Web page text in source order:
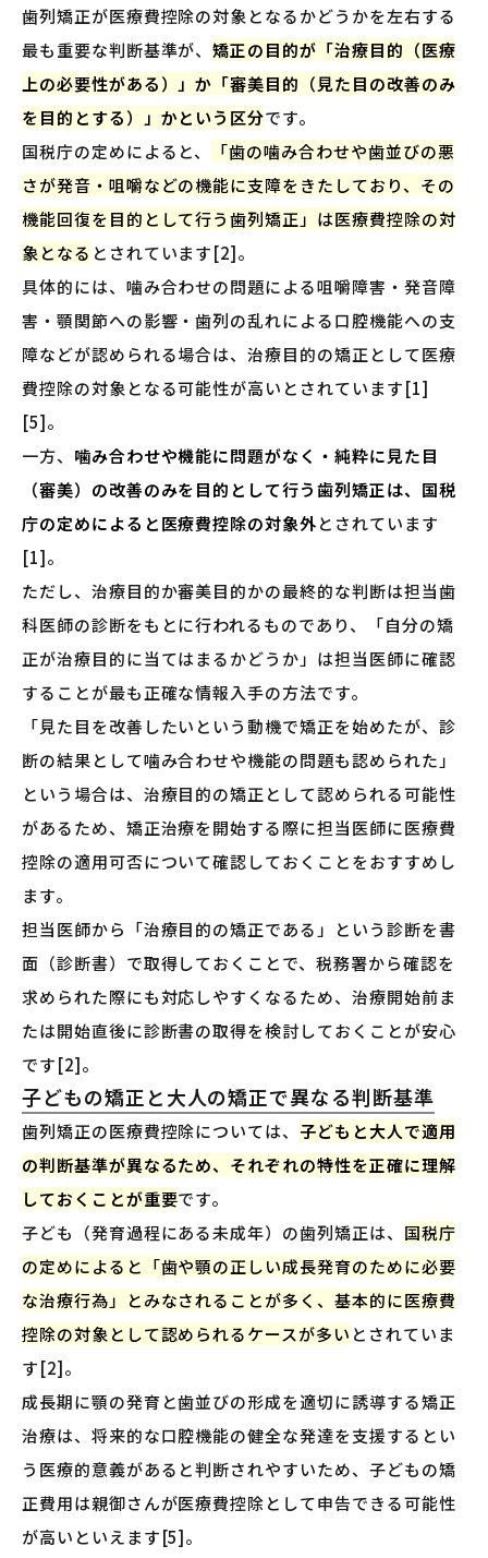
歯列矯正が医療費控除の対象となるかどうかを左右する
最も重要な判断基準が、矯正の目的が「治療目的（医療
上の必要性がある）」か「審美目的（見た目の改善のみ
を目的とする）」かという区分です。
国税庁の定めによると、
「歯の噛み合わせや歯並びの悪
さが発音・咀嚼などの機能に支障をきたしており、その
機能回復を目的として行う歯列矯正」は医療費控除の対
象となる とされています[2]。
具体的には、噛み合わせの問題による咀嚼障害・発音障
害・顎関節への影響・歯列の乱れによる口腔機能への支
障などが認められる場合は、治療目的の矯正として医療
費控除の対象となる可能性が高いとされています[1]
[5]。
一方、 噛み合わせや機能に問題がなく・純粋に見た目
（審美）の改善のみを目的として行う歯列矯正は、国税
庁の定めによると医療費控除の対象外とされています
[1]。
ただし、治療目的か審美目的かの最終的な判断は担当歯
科医師の診断をもとに行われるものであり、「自分の矯
正が治療目的に当てはまるかどうか」は担当医師に確認
することが最も正確な情報入手の方法です。
「見た目を改善したいという動機で矯正を始めたが、診
断の結果として噛み合わせや機能の問題も認められた」
という場合は、治療目的の矯正として認められる可能性
があるため、矯正治療を開始する際に担当医師に医療費
控除の適用可否について確認しておくことをおすすめし
ます。
担当医師から「治療目的の矯正である」という診断を書
面（診断書）で取得しておくことで、税務署から確認を
求められた際にも対応しやすくなるため、治療開始前ま
たは開始直後に診断書の取得を検討しておくことが安心
です[2]。
子どもの矯正と大人の矯正で異なる判断基準
歯列矯正の医療費控除については、 子どもと大人で適用
の判断基準が異なるため、それぞれの特性を正確に理解
しておくことが重要です。
子ども（発育過程にある未成年）の歯列矯正は、 国税庁
の定めによると「歯や顎の正しい成長発育のために必要
な治療行為」とみなされることが多く、基本的に医療費
控除の対象として認められるケースが多い とされていま
す[2]。
成長期に顎の発育と歯並びの形成を適切に誘導する矯正
治療は、将来的な口腔機能の健全な発達を支援するとい
う医療的意義があると判断されやすいため、子どもの矯
正費用は親御さんが医療費控除として申告できる可能性
が高いといえます[5]。